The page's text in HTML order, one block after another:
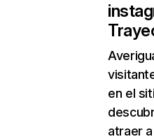
en el
atraer